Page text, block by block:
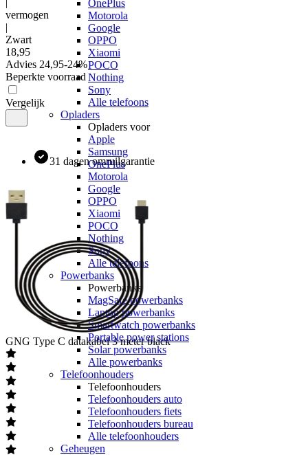
OnePlus
Motorola
Google
OPPO
Xiaomi
POCO
Nothing
Sony
Alle telefoons
Opladers
Opladers voor
Apple
Samsung
OnePlus
Motorola
Google
OPPO
Xiaomi
POCO
Nothing
Sony
Alle telefoons
Powerbanks
Powerbanks
MagSafe powerbanks
Laptop powerbanks
Smartwatch powerbanks
Portable power stations
Solar powerbanks
Alle powerbanks
Telefoonhouders
Telefoonhouders
Telefoonhouders auto
Telefoonhouders fiets
Telefoonhouders bureau
Alle telefoonhouders
Geheugen
vermogen
|
Zwart
18,95
Advies 24,95-24%
Beperkte voorraad
Vergelijk
31 dagen omruilgarantie
GNG Type C datakabel 3 meter black